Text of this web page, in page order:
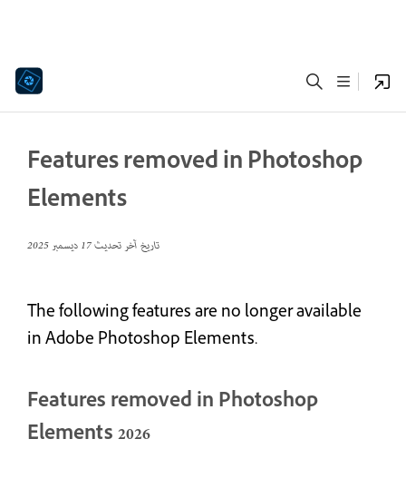
Features removed in Photoshop
Elements
تاريخ آخر تحديث17 ديسمبر 2025
The following features are no longer available
in Adobe Photoshop Elements.
Features removed in Photoshop
Elements 2026